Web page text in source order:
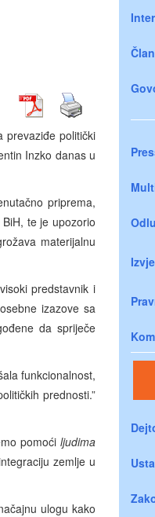
prevaziđe politički
Inzko danas u
priprema,
te je upozorio
materijalnu
predstavnik i
izazove sa
da spriječe
funkcionalnost,
prednosti.”
pomoći ljudima
zemlje u
ulogu kako